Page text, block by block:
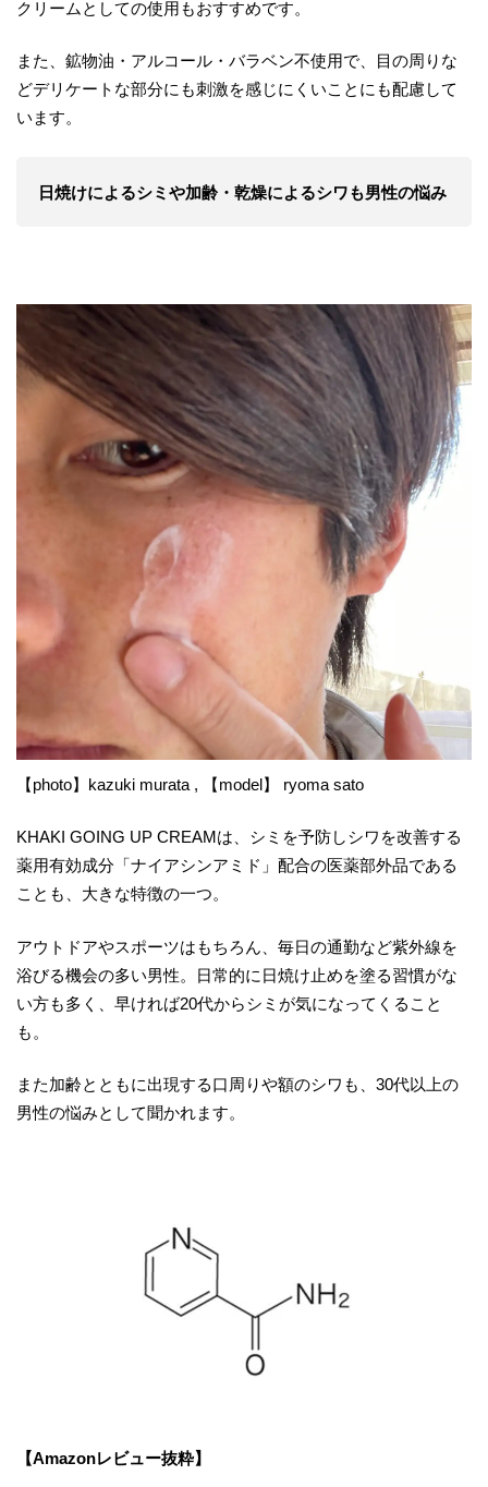
クリームとしての使用もおすすめです。
また、鉱物油・アルコール・バラベン不使用で、目の周りな
どデリケートな部分にも刺激を感じにくいことにも配慮して
います。
日焼けによるシミや加齢・乾燥によるシワも男性の悩み
【photo】kazuki murata , 【model】 ryoma sato
KHAKI GOING UP CREAMは、シミを予防しシワを改善する
薬用有効成分「ナイアシンアミド」配合の医薬部外品である
ことも、大きな特徴の一つ。
アウトドアやスポーツはもちろん、毎日の通勤など紫外線を
浴びる機会の多い男性。日常的に日焼け止めを塗る習慣がな
い方も多く、早ければ20代からシミが気になってくること
も。
また加齢とともに出現する口周りや額のシワも、30代以上の
男性の悩みとして聞かれます。
【Amazonレビュー抜粋】